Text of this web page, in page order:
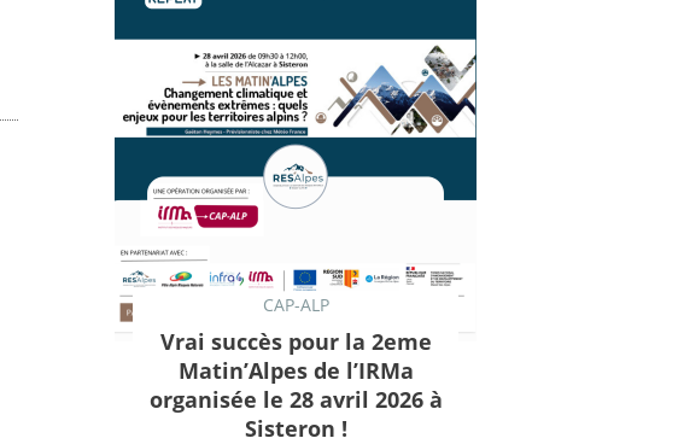
CAP-ALP
Vrai succès pour la 2eme
Matin’Alpes de l’IRMa
organisée le 28 avril 2026 à
Sisteron !